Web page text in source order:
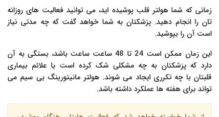
زمانی که شما هولتر قلب پوشیده اید، می توانید فعالیت های روزانه
تان را انجام دهید. پزشکتان به شما خواهد گفت که چه مدتی نیاز
است آن را بپوشید.
این زمان ممکن است 24 تا 48 ساعت ساعت باشد، بستگی به آن
دارد که پزشکتان به چه مشکلی شک کرده است یا علائم بیماری
قلبتان با چه تکرری ایجاد می شوند. هولتر مانیتورینگ بی سیم می
تواند برای هفته ها عملکرد داشته باشد.